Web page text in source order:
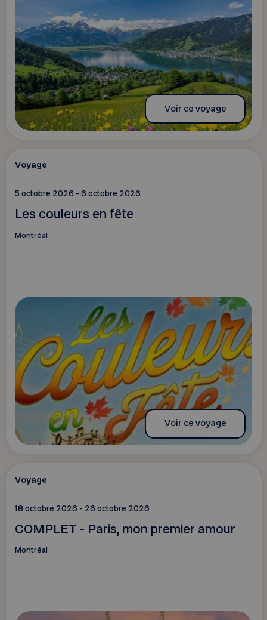
Voir ce voyage
Voyage
5 octobre 2026 - 6 octobre 2026
Les couleurs en fête
Montréal
Voir ce voyage
Voyage
18 octobre 2026 - 26 octobre 2026
COMPLET - Paris, mon premier amour
Montréal